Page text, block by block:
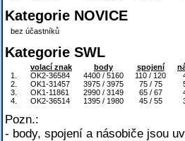
Kategorie NOVICE
bez účastníků
Kategorie SWL
volací znak body spojení
1.
OK2-36584 4400 / 5160 110 / 120
2.
OK1-31457 3975 / 3975 75 / 75
3.
OK1-11861 2990 / 3149 65 / 67
4.
OK2-36514 1395 / 1980 45 / 55
Pozn.:
- body, spojení a násobiče jsou